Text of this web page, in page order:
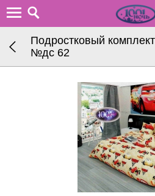
Подростковый
№дc 62